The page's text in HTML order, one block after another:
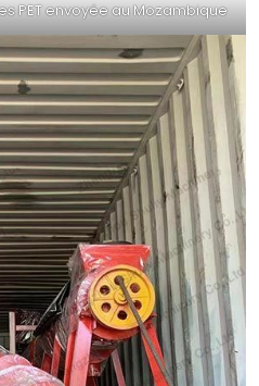
PET envoyée au Mozambique